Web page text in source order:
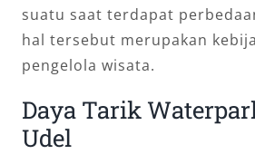
suatu saat terdapat
hal tersebut merupakan
pengelola wisata.
Daya Tarik
Udel